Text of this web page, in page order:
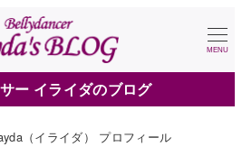
MENU
ー イライダのブログ
（イライダ） プロフィール